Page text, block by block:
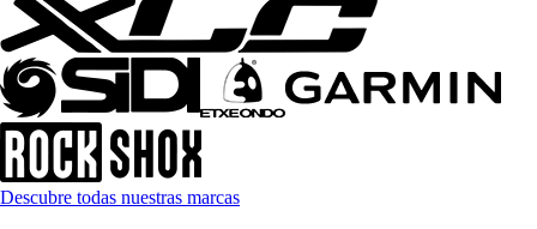
Descubre todas nuestras marcas